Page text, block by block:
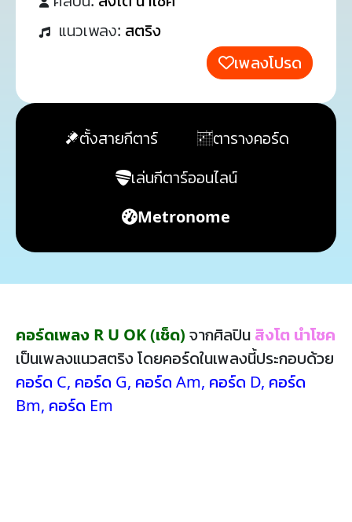
แนวเพลง: สตริง
เพลงโปรด
ตั้งสายกีตาร์
ตารางคอร์ด
เล่นกีตาร์ออนไลน์
Metronome
คอร์ดเพลง R U OK (เช็ด) จากศิลปิน สิงโต นำโชค
เป็นเพลงแนวสตริง โดยคอร์ดในเพลงนี้ประกอบด้วย
คอร์ด C, คอร์ด G, คอร์ด Am, คอร์ด D, คอร์ด
Bm, คอร์ด Em